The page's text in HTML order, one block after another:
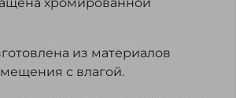
из материалов
с влагой.